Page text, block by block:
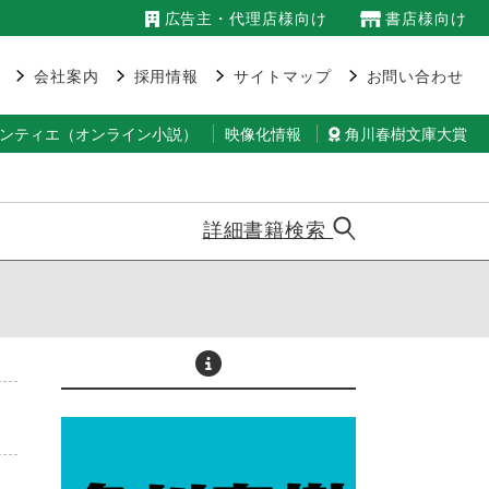
広告主・代理店様向け 書店様向け
会社案内 採用情報 サイトマップ お問い合わせ
ティエ（オンライン小説） 映像化情報 角川春樹文庫大賞
詳細書籍検索